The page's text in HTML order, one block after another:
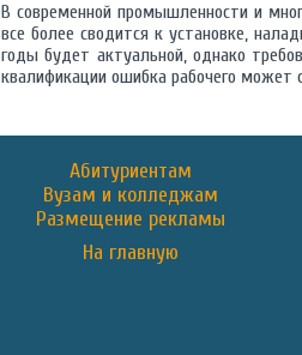
В современной промышленности и
все более сводится к установке,
годы будет актуальной, однако
квалификации ошибка рабочего может
Абитуриентам
Вузам и колледжам
Размещение рекламы
На главную